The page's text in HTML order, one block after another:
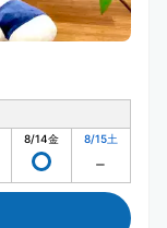
8/14金 8/15土